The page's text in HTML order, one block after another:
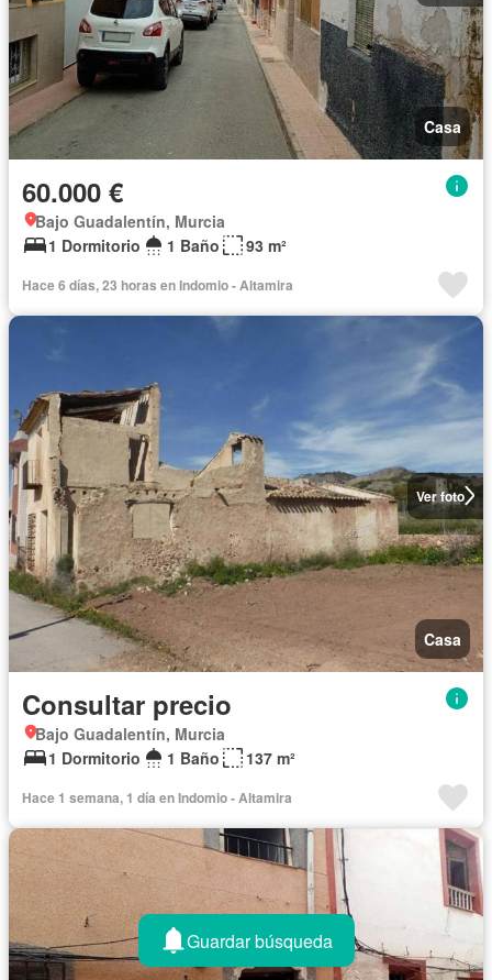
Casa
60.000 €
Bajo Guadalentín, Murcia
1 Dormitorio
1 Baño 93 m²
Hace 6 días, 23 horas en Indomio - Altamira
Ver foto
Casa
Consultar precio
Bajo Guadalentín, Murcia
1 Dormitorio
1 Baño 137 m²
Hace 1 semana, 1 día en Indomio - Altamira
Guardar búsqueda